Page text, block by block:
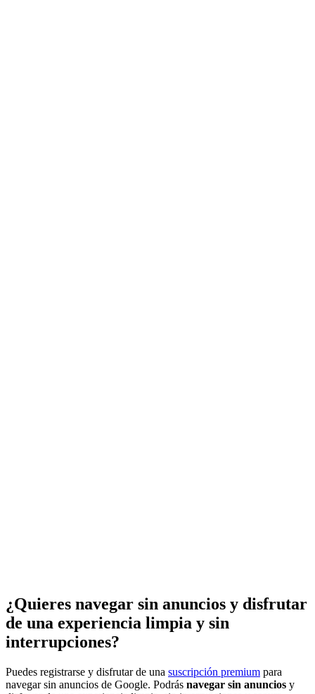
¿Quieres navegar sin anuncios y disfrutar
de una experiencia limpia y sin
interrupciones?
Puedes registrarse y disfrutar de una suscripción premium para
navegar sin anuncios de Google. Podrás navegar sin anuncios y